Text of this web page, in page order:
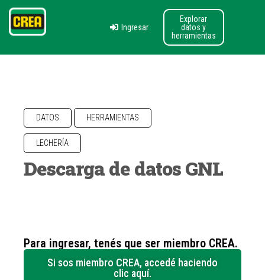
Ingresar
Explorar
datos y
herramientas
DATOS HERRAMIENTAS
LECHERÍA
Descarga de datos GNL
Para ingresar, tenés que ser miembro CREA.
Si sos miembro CREA, accedé haciendo
clic aquí.